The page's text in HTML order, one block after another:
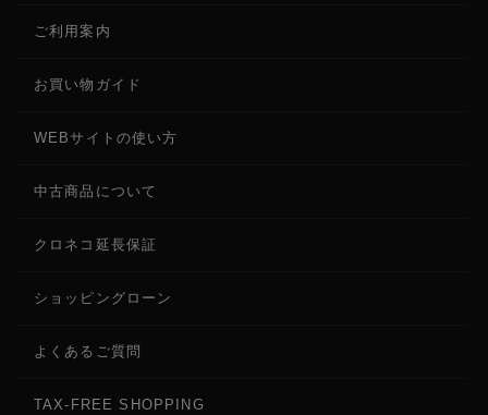
ご利用案内
お買い物ガイド
WEBサイトの使い方
中古商品について
クロネコ延長保証
ショッピングローン
よくあるご質問
TAX-FREE SHOPPING